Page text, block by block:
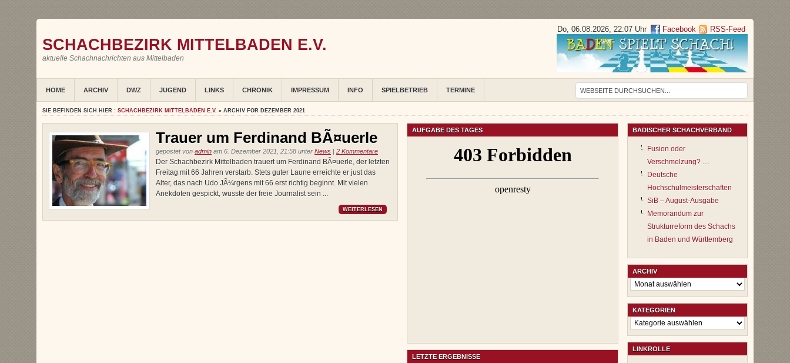
SCHACHBEZIRK MITTELBADEN E.V.
aktuelle Schachnachrichten aus Mittelbaden
Do, 06.08.2026, 22:07 Uhr Facebook RSS-Feed
HOME ARCHIV DWZ JUGEND LINKS CHRONIK IMPRESSUM INFO SPIELBETRIEB TERMINE
SIE BEFINDEN SICH HIER : SCHACHBEZIRK MITTELBADEN E.V. » ARCHIV FOR DEZEMBER 2021
Trauer um Ferdinand BÃ¤uerle
gepostet von admin am 6. Dezember 2021, 21:58 unter News 2 Kommentare
Der Schachbezirk Mittelbaden trauert um Ferdinand BÃ¤uerle, der letzten
Freitag mit 66 Jahren verstarb. Stets guter Laune erreichte er just das
Alter, das nach Udo JÃ¼rgens mit 66 erst richtig beginnt. Mit vielen
Anekdoten gespickt, wusste der freie Journalist sein ...
WEITERLESEN
AUFGABE DES TAGES
LETZTE ERGEBNISSE
BADISCHER SCHACHVERBAND
Fusion oder
Verschmelzung? …
Deutsche
Hochschulmeisterschaften
SiB – August-Ausgabe
Memorandum zur
Strukturreform des Schachs
in Baden und Württemberg
ARCHIV
Archiv
KATEGORIEN
Kategorien
LINKROLLE